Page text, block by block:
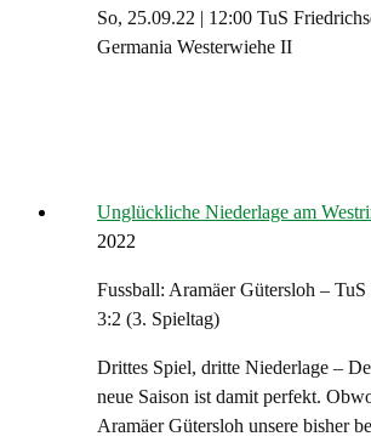
So, 25.09.22 | 12:00 TuS
Germania Westerwiehe II
Unglückliche Niederlage am
2022
Fussball: Aramäer Gütersloh –
3:2 (3. Spieltag)
Drittes Spiel, dritte Niederlage –
neue Saison ist damit perfekt.
Aramäer Gütersloh unsere bisher